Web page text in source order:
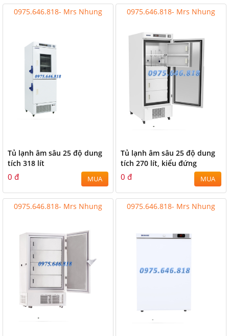
0975.646.818- Mrs Nhung
Tủ lạnh âm sâu 25 độ dung
tích 318 lít
0 đ MUA
0975.646.818- Mrs Nhung
Tủ lạnh âm sâu 25 độ dung
tích 270 lít, kiểu đứng
0 đ MUA
0975.646.818- Mrs Nhung 0975.646.818- Mrs Nhung